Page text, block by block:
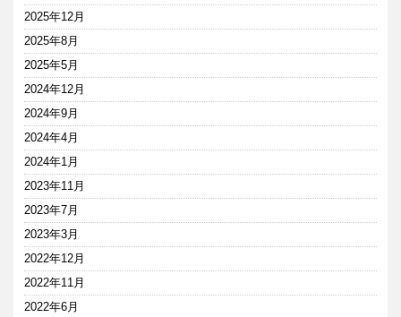
2025年12月
2025年8月
2025年5月
2024年12月
2024年9月
2024年4月
2024年1月
2023年11月
2023年7月
2023年3月
2022年12月
2022年11月
2022年6月